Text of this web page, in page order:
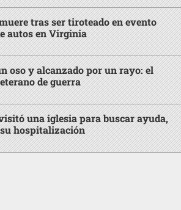
tras ser tiroteado en evento
autos en Virginia
oso y alcanzado por un rayo: el
de guerra
una iglesia para buscar ayuda,
hospitalización